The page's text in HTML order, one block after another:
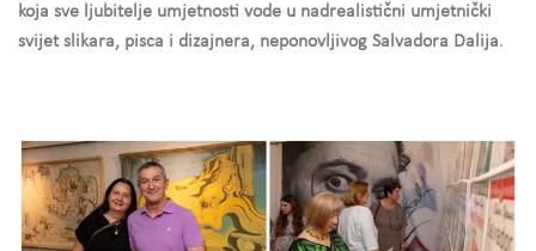
koja sve ljubitelje umjetnosti vode u nadrealistični umjetnički
svijet slikara, pisca i dizajnera, neponovljivog Salvadora Dalija.